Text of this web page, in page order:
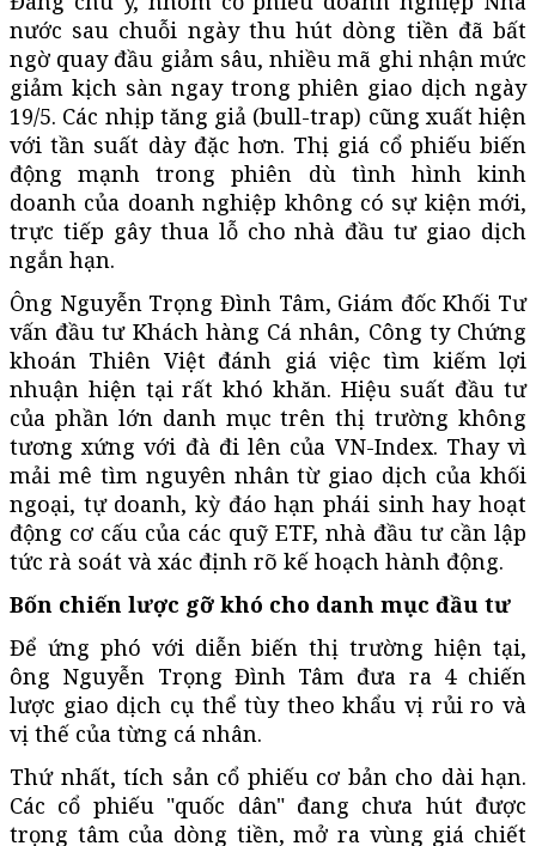
nước sau chuỗi ngày thu hút dòng tiền đã bất
ngờ quay đầu giảm sâu, nhiều mã ghi nhận mức
giảm kịch sàn ngay trong phiên giao dịch ngày
19/5. Các nhịp tăng giả (bull-trap) cũng xuất hiện
với tần suất dày đặc hơn. Thị giá cổ phiếu biến
động mạnh trong phiên dù tình hình kinh
doanh của doanh nghiệp không có sự kiện mới,
trực tiếp gây thua lỗ cho nhà đầu tư giao dịch
ngắn hạn.
Ông Nguyễn Trọng Đình Tâm, Giám đốc Khối Tư
vấn đầu tư Khách hàng Cá nhân, Công ty Chứng
khoán Thiên Việt đánh giá việc tìm kiếm lợi
nhuận hiện tại rất khó khăn. Hiệu suất đầu tư
của phần lớn danh mục trên thị trường không
tương xứng với đà đi lên của VN-Index. Thay vì
mải mê tìm nguyên nhân từ giao dịch của khối
ngoại, tự doanh, kỳ đáo hạn phái sinh hay hoạt
động cơ cấu của các quỹ ETF, nhà đầu tư cần lập
tức rà soát và xác định rõ kế hoạch hành động.
Bốn chiến lược gỡ khó cho danh mục đầu tư
Để ứng phó với diễn biến thị trường hiện tại,
ông Nguyễn Trọng Đình Tâm đưa ra 4 chiến
lược giao dịch cụ thể tùy theo khẩu vị rủi ro và
vị thế của từng cá nhân.
Thứ nhất, tích sản cổ phiếu cơ bản cho dài hạn.
Các cổ phiếu "quốc dân" đang chưa hút được
trọng tâm của dòng tiền, mở ra vùng giá chiết